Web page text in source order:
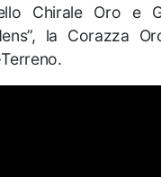
Chirale Oro e
la Corazza